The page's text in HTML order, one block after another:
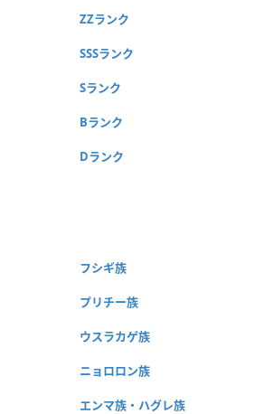
ZZランク
SSSランク
Sランク
Bランク
Dランク
フシギ族
プリチー族
ウスラカゲ族
ニョロロン族
エンマ族・ハグレ族